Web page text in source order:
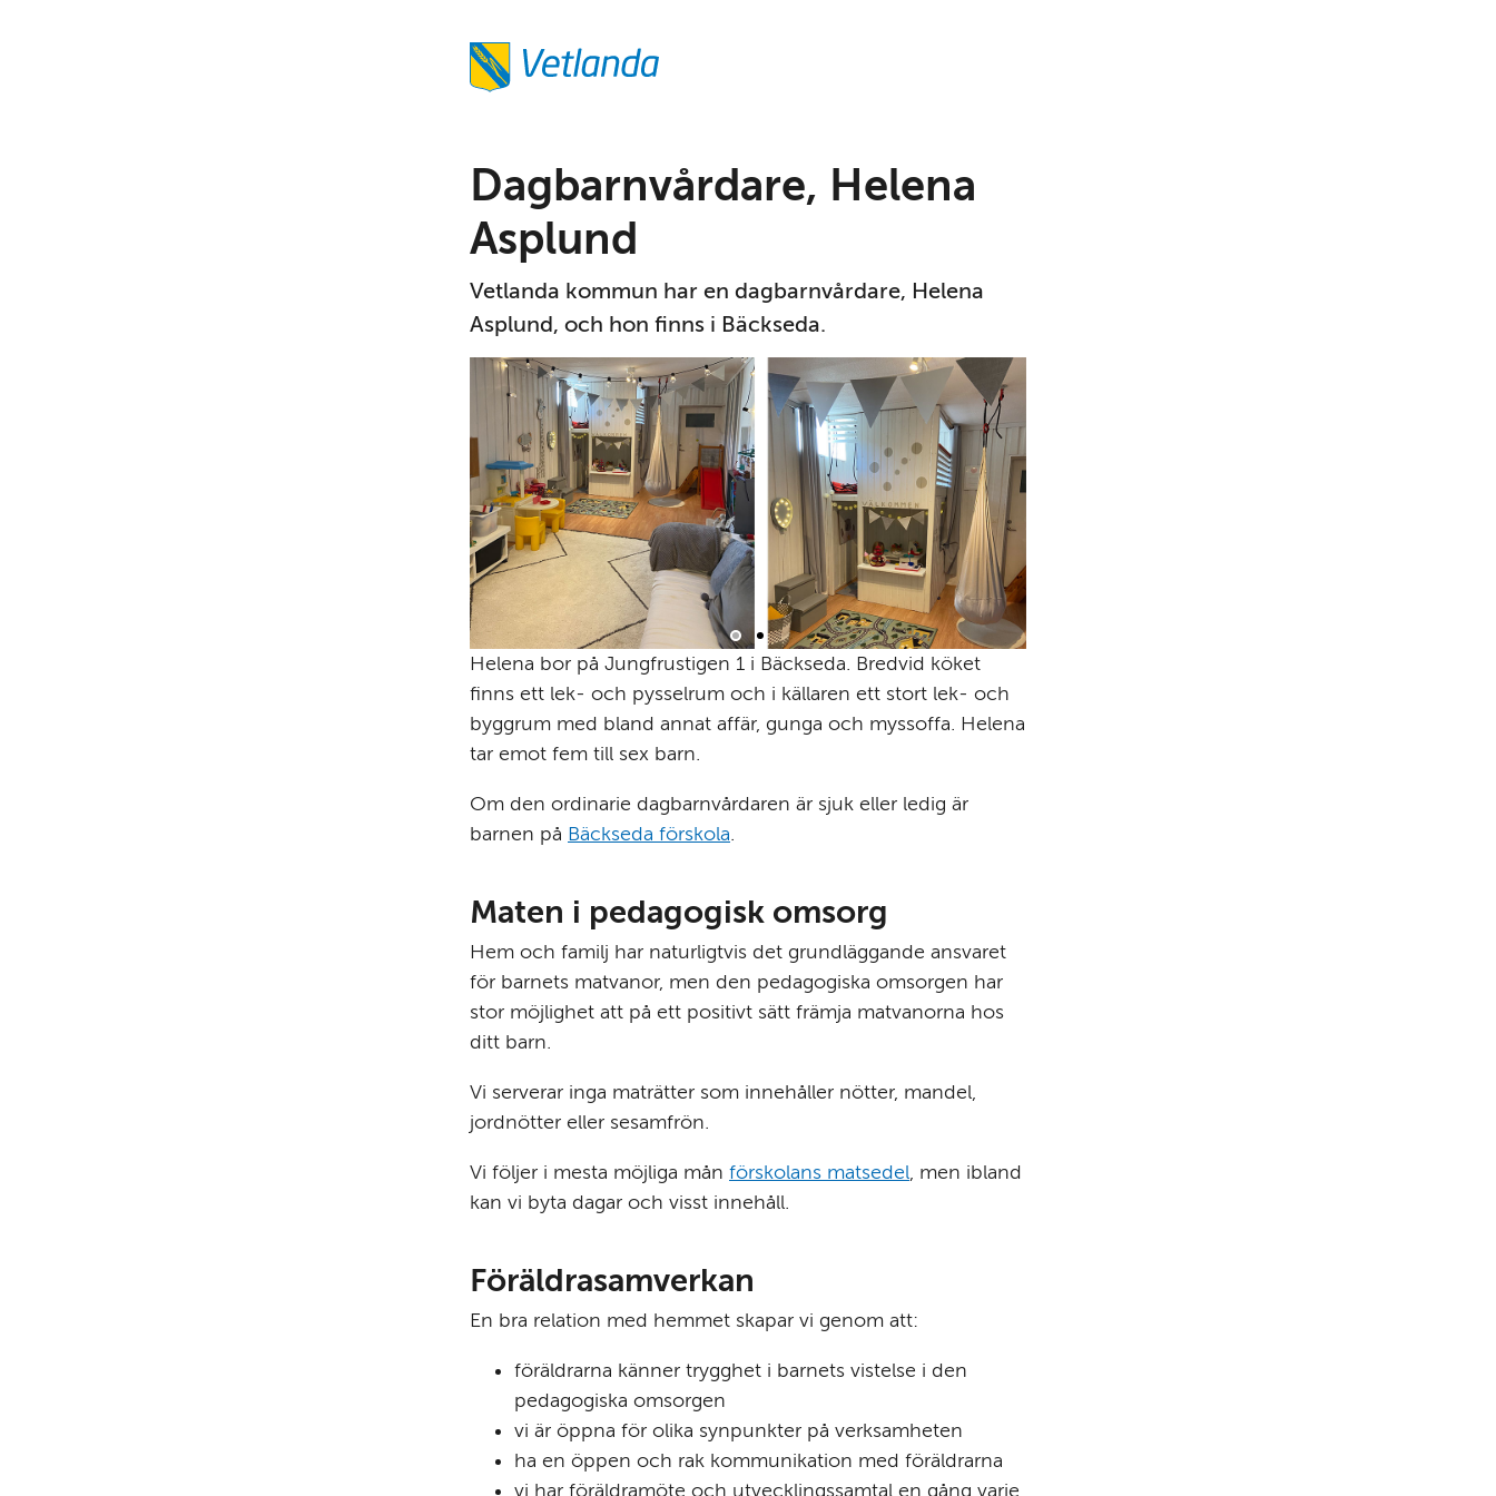
Dagbarnvårdare, Helena
Asplund
Vetlanda kommun har en dagbarnvårdare, Helena
Asplund, och hon finns i Bäckseda.
Helena bor på Jungfrustigen 1 i Bäckseda. Bredvid köket
finns ett lek- och pysselrum och i källaren ett stort lek- och
byggrum med bland annat affär, gunga och myssoffa. Helena
tar emot fem till sex barn.
Om den ordinarie dagbarnvårdaren är sjuk eller ledig är
barnen på Bäckseda förskola.
Maten i pedagogisk omsorg
Hem och familj har naturligtvis det grundläggande ansvaret
för barnets matvanor, men den pedagogiska omsorgen har
stor möjlighet att på ett positivt sätt främja matvanorna hos
ditt barn.
Vi serverar inga maträtter som innehåller nötter, mandel,
jordnötter eller sesamfrön.
Vi följer i mesta möjliga mån förskolans matsedel, men ibland
kan vi byta dagar och visst innehåll.
Föräldrasamverkan
En bra relation med hemmet skapar vi genom att:
föräldrarna känner trygghet i barnets vistelse i den
pedagogiska omsorgen
vi är öppna för olika synpunkter på verksamheten
ha en öppen och rak kommunikation med föräldrarna
vi har föräldramöte och utvecklingssamtal en gång varje